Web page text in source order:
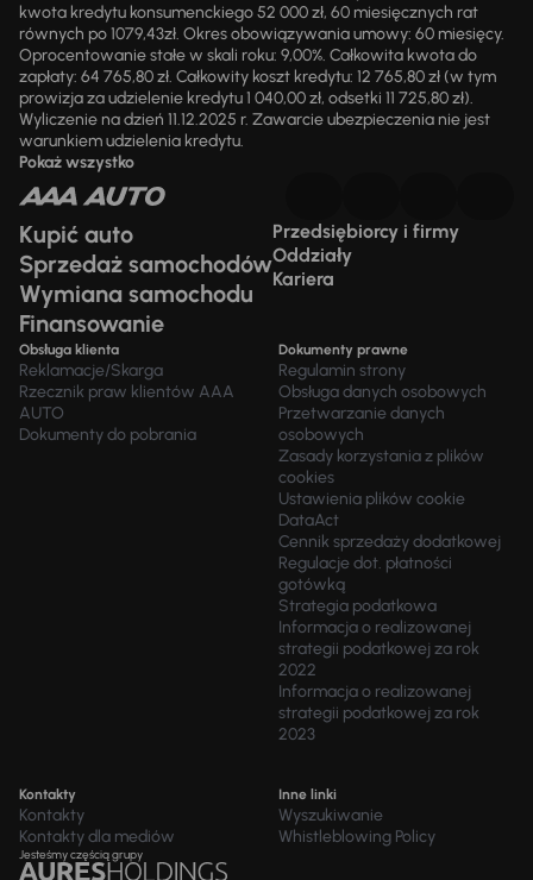
kwota kredytu konsumenckiego 52 000 zł, 60 miesięcznych rat
równych po 1079,43zł. Okres obowiązywania umowy: 60 miesięcy.
Oprocentowanie stałe w skali roku: 9,00%. Całkowita kwota do
zapłaty: 64 765,80 zł. Całkowity koszt kredytu: 12 765,80 zł (w tym
prowizja za udzielenie kredytu 1 040,00 zł, odsetki 11 725,80 zł).
Wyliczenie na dzień 11.12.2025 r. Zawarcie ubezpieczenia nie jest
warunkiem udzielenia kredytu.
Pokaż wszystko
Kupić auto
Sprzedaż samochodów
Wymiana samochodu
Finansowanie
Przedsiębiorcy i firmy
Oddziały
Kariera
Obsługa klienta
Reklamacje/Skarga
Rzecznik praw klientów AAA
AUTO
Dokumenty do pobrania
Dokumenty prawne
Regulamin strony
Obsługa danych osobowych
Przetwarzanie danych
osobowych
Zasady korzystania z plików
cookies
Ustawienia plików cookie
DataAct
Cennik sprzedaży dodatkowej
Regulacje dot. płatności
gotówką
Strategia podatkowa
Informacja o realizowanej
strategii podatkowej za rok
2022
Informacja o realizowanej
strategii podatkowej za rok
2023
Kontakty
Kontakty
Kontakty dla mediów
Inne linki
Wyszukiwanie
Whistleblowing Policy
Jesteśmy częścią grupy